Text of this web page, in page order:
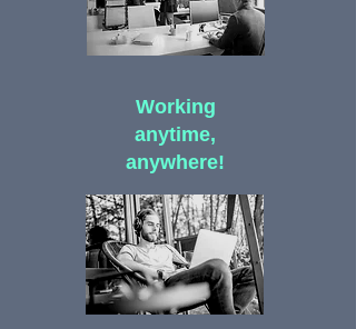
Working
anytime,
anywhere!